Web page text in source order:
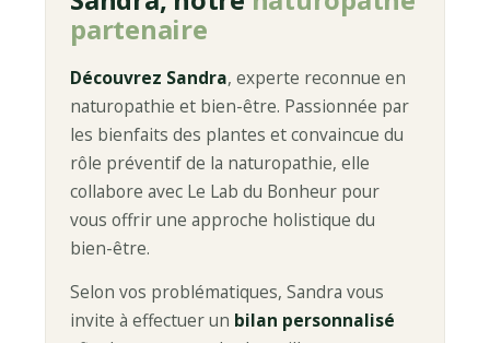
partenaire
Découvrez Sandra, experte reconnue en
naturopathie et bien-être. Passionnée par
les bienfaits des plantes et convaincue du
rôle préventif de la naturopathie, elle
collabore avec Le Lab du Bonheur pour
vous offrir une approche holistique du
bien-être.
Selon vos problématiques, Sandra vous
invite à effectuer un bilan personnalisé